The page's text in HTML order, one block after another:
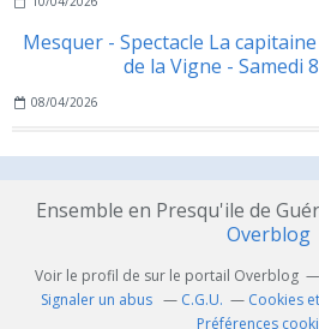
Mesquer - Spectacle La
de la Vigne - Samedi
08/04/2026
Ensemble en Presqu'ile de
Overblog
Voir le profil de sur le portail Overblog
Signaler un abus
C.G.U.
Cookies
Préférences